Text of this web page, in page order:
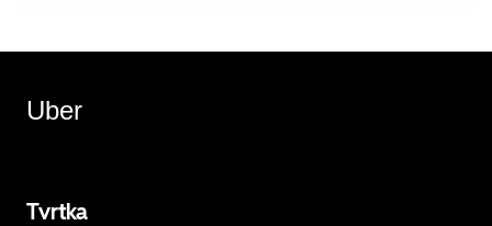
Uber
Tvrtka